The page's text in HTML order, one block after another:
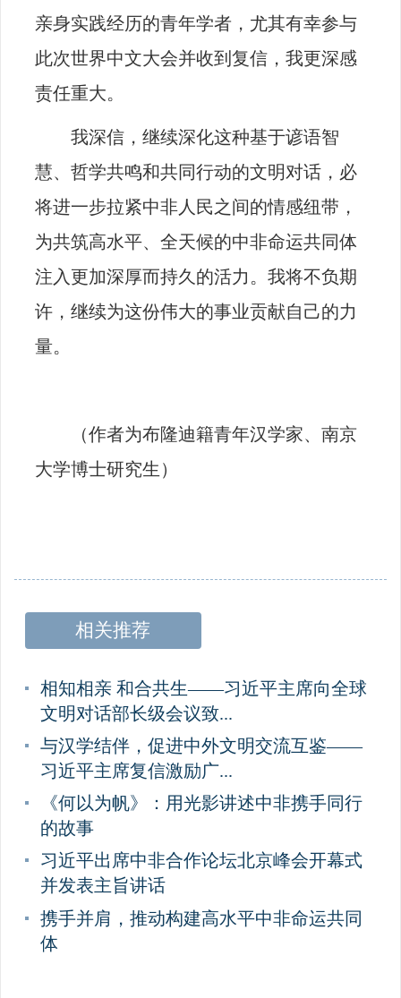
亲身实践经历的青年学者，尤其有幸参与
此次世界中文大会并收到复信，我更深感
责任重大。
我深信，继续深化这种基于谚语智
慧、哲学共鸣和共同行动的文明对话，必
将进一步拉紧中非人民之间的情感纽带，
为共筑高水平、全天候的中非命运共同体
注入更加深厚而持久的活力。我将不负期
许，继续为这份伟大的事业贡献自己的力
量。
（作者为布隆迪籍青年汉学家、南京
大学博士研究生）
相关推荐
相知相亲 和合共生——习近平主席向全球
文明对话部长级会议致...
与汉学结伴，促进中外文明交流互鉴——
习近平主席复信激励广...
《何以为帆》：用光影讲述中非携手同行
的故事
习近平出席中非合作论坛北京峰会开幕式
并发表主旨讲话
携手并肩，推动构建高水平中非命运共同
体